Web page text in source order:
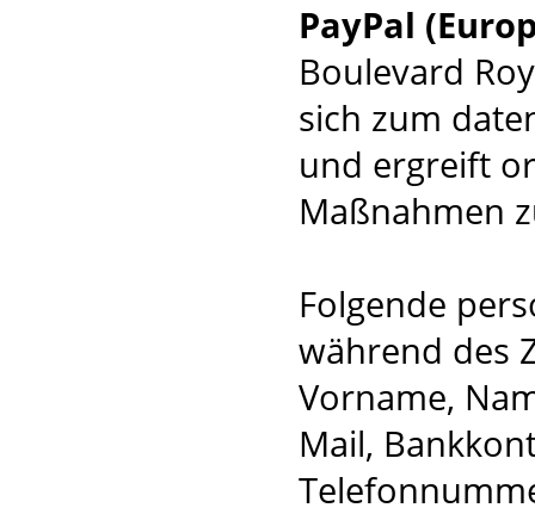
PayPal
Boulevard
sich zum
und ergreift
Maßnahmen
Folgende
während des
Vorname,
Mail,